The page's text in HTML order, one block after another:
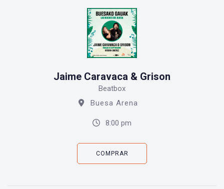
Jaime Caravaca & Grison
Beatbox
Buesa Arena
8:00 pm
COMPRAR